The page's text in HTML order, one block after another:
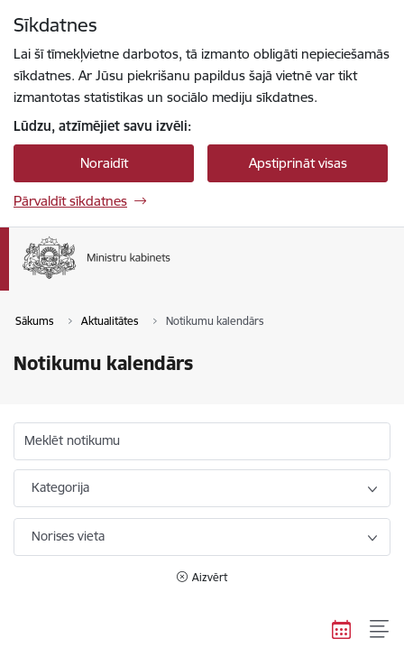
Sīkdatnes
Lai šī tīmekļvietne darbotos, tā izmanto obligāti nepieciešamās
sīkdatnes. Ar Jūsu piekrišanu papildus šajā vietnē var tikt
izmantotas statistikas un sociālo mediju sīkdatnes.
Lūdzu, atzīmējiet savu izvēli:
Noraidīt Apstiprināt visas
Pārvaldīt sīkdatnes
Sākums Aktualitātes Notikumu kalendārs
Notikumu kalendārs
Meklēt notikumu
Kategorija
Norises vieta
Aizvērt